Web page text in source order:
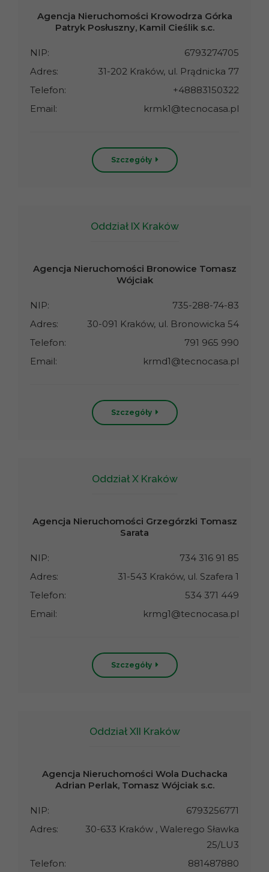
Agencja Nieruchomości Krowodrza Górka
Patryk Posłuszny, Kamil Cieślik s.c.
NIP:
6793274705
Adres:
31-202 Kraków, ul. Prądnicka 77
Telefon:
+48883150322
Email:
krmk1@tecnocasa.pl
Szczegóły
Oddział IX Kraków
Agencja Nieruchomości Bronowice Tomasz
Wójciak
NIP:
735-288-74-83
Adres:
30-091 Kraków, ul. Bronowicka 54
Telefon:
791 965 990
Email:
krmd1@tecnocasa.pl
Szczegóły
Oddział X Kraków
Agencja Nieruchomości Grzegórzki Tomasz
Sarata
NIP:
734 316 91 85
Adres:
31-543 Kraków, ul. Szafera 1
Telefon:
534 371 449
Email:
krmg1@tecnocasa.pl
Szczegóły
Oddział XII Kraków
Agencja Nieruchomości Wola Duchacka
Adrian Perlak, Tomasz Wójciak s.c.
NIP:
6793256771
Adres:
30-633 Kraków , Walerego Sławka
25/LU3
Telefon:
881487880